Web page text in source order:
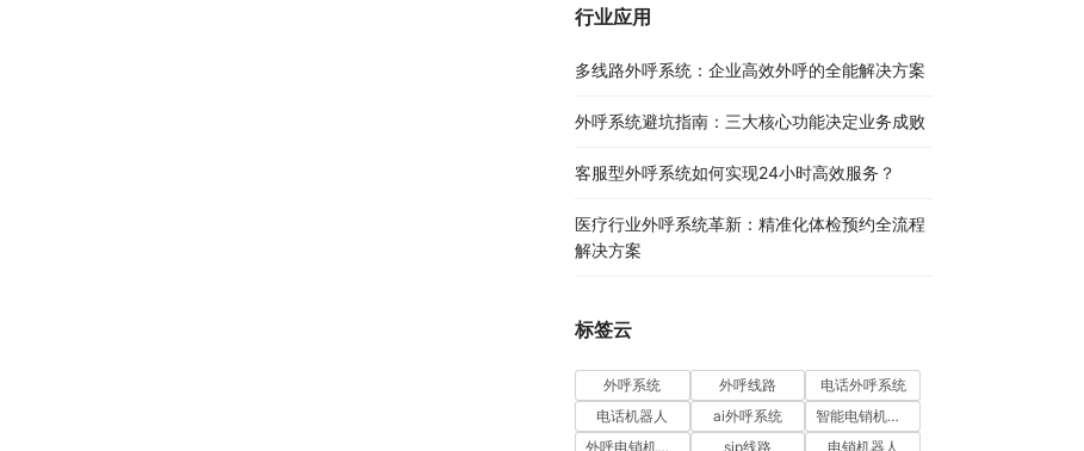
行业应用
多线路外呼系统：企业高效外呼的全能解决方案​
外呼系统避坑指南：三大核心功能决定业务成败​
客服型外呼系统如何实现24小时高效服务？
医疗行业外呼系统革新：精准化体检预约全流程
解决方案​
标签云
外呼系统 外呼线路
电话外呼系统
电话机器人
ai外呼系统
智能电销机器人
外呼电销机器人
sip线路
电销机器人